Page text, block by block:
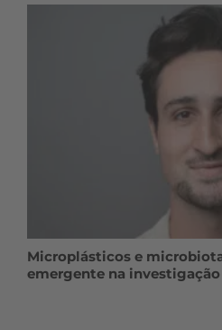
Microplásticos e
emergente na